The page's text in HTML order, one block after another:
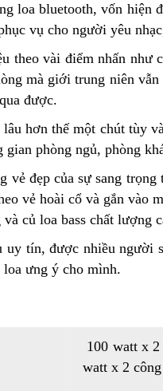
loa bluetooth, vốn hiện
vụ cho người yêu
theo vài điểm nhấn như
mà giới trung niên
được.
hơn thế một chút tùy
phòng ngủ, phòng
vẻ đẹp của sự sang
vẻ hoài cổ và gắn vào
củ loa bass chất lượng
tín, được nhiều người
ưng ý cho mình.
100 watt x
watt x 2